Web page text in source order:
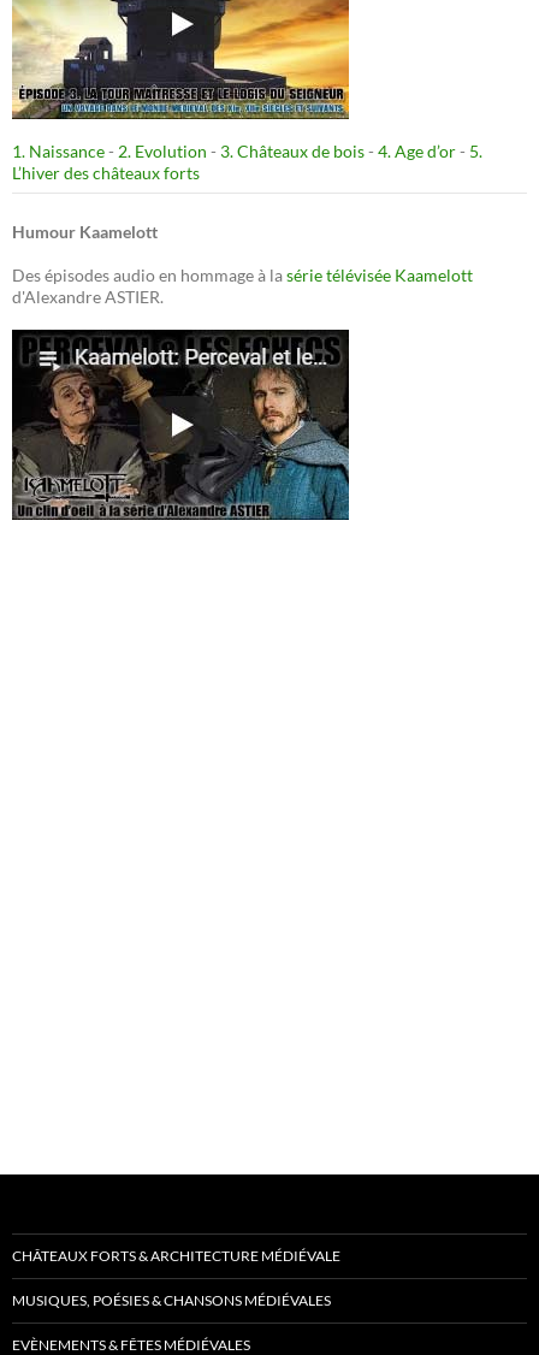
1. Naissance- 2. Evolution - 3. Châteaux de bois- 4. Age d’or- 5.
L’hiver des châteaux forts
Humour Kaamelott
Des épisodes audio en hommage à lasérie télévisée Kaamelott
d'Alexandre ASTIER.
CHÂTEAUX FORTS & ARCHITECTURE MÉDIÉVALE
MUSIQUES, POÉSIES & CHANSONS MÉDIÉVALES
EVÈNEMENTS & FÊTES MÉDIÉVALES